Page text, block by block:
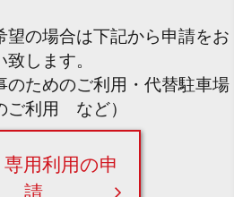
望の場合は下記から申請をお
致します。
のためのご利用・代替駐車場
ご利用 など）
用利用の申
請